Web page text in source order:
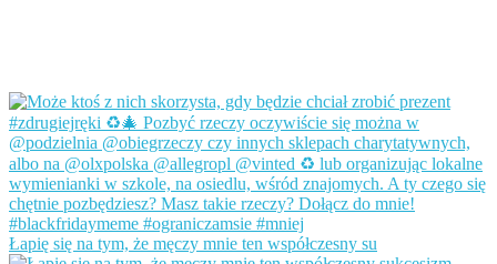
Łapię się na tym, że męczy mnie ten współczesny su